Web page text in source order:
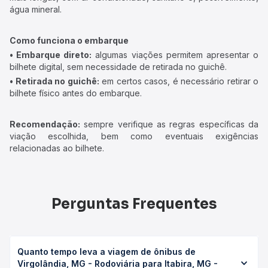
água mineral.
Como funciona o embarque
• Embarque direto: algumas viações permitem apresentar o
bilhete digital, sem necessidade de retirada no guichê.
• Retirada no guichê: em certos casos, é necessário retirar o
bilhete físico antes do embarque.
Recomendação: sempre verifique as regras específicas da
viação escolhida, bem como eventuais exigências
relacionadas ao bilhete.
Perguntas Frequentes
Quanto tempo leva a viagem de ônibus de
Virgolândia, MG - Rodoviária para Itabira, MG -